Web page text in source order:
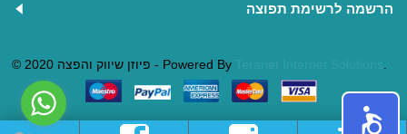
הרשמה לרשימת תפוצה
© 2020 פיוזן שיווק והפצה - Powered By Teranet Internet Solutions